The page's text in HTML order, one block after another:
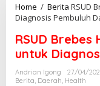
Home / Berita RSUD
Diagnosis Pembuluh
RSUD
untuk
Andrian Igong
27/04/
Berita, Daerah, Health